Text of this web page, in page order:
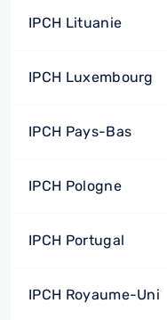
IPCH Lituanie
IPCH Luxembourg
IPCH Pays-Bas
IPCH Pologne
IPCH Portugal
IPCH Royaume-Uni